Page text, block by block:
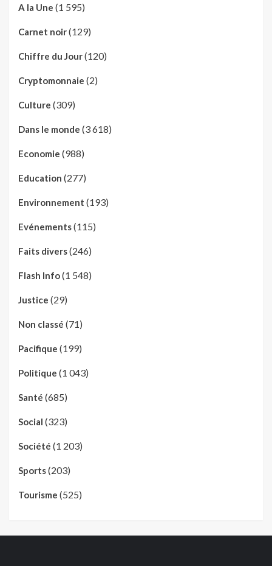
A la Une (1 595)
Carnet noir(129)
Chiffre du Jour(120)
Cryptomonnaie (2)
Culture (309)
Dans le monde (3 618)
Economie (988)
Education (277)
Environnement (193)
Evénements(115)
Faits divers(246)
Flash Info(1 548)
Justice (29)
Non classé (71)
Pacifique (199)
Politique (1 043)
Santé (685)
Social (323)
Société (1 203)
Sports(203)
Tourisme (525)